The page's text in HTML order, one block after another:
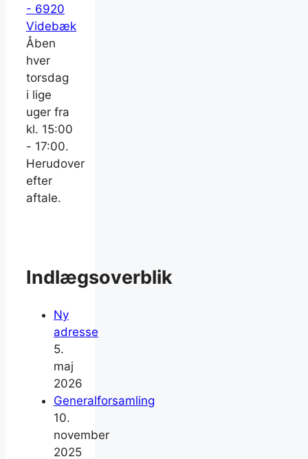
- 6920
Videbæk
Åben
hver
torsdag
i lige
uger fra
kl. 15:00
- 17:00.
Herudover
efter
aftale.
Indlægsoverblik
Ny
adresse
5.
maj
2026
Generalforsamling
10.
november
2025